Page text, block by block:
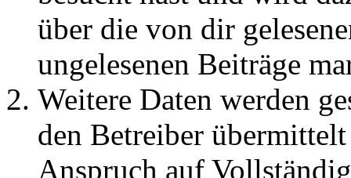
über die von dir
ungelesenen Beiträge
Weitere Daten werden
den Betreiber
Anspruch auf